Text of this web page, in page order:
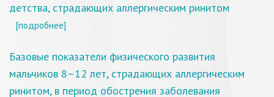
детства, страдающих аллергическим ринитом
[подробнее]
Базовые показатели физического развития
мальчиков 8–12 лет, страдающих аллергическим
ринитом, в период обострения заболевания